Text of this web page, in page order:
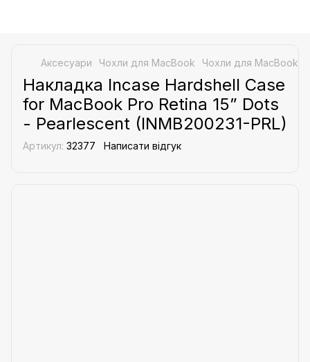
Аксесуари Чохли для MacBook Чохли для MacBook
Накладка Incase Hardshell Case
for MacBook Pro Retina 15” Dots
- Pearlescent (INMB200231-PRL)
Артикул: 32377 Написати відгук